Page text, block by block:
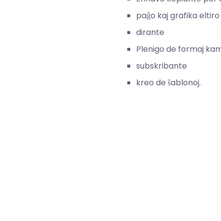
paĝo kaj grafika eltiro
dirante
Plenigo de formaj
subskribante
kreo de ŝablonoj.